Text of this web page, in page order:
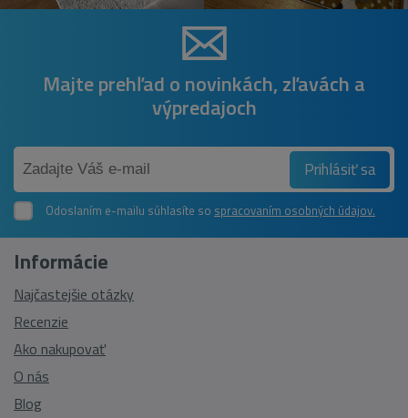
Majte prehľad o novinkách, zľavách a
výpredajoch
Prihlásiť sa
Odoslaním e-mailu súhlasíte so spracovaním osobných údajov.
Informácie
Najčastejšie otázky
Recenzie
Ako nakupovať
O nás
Blog